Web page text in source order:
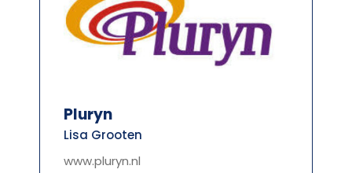
Pluryn
Lisa Grooten
www.pluryn.nl